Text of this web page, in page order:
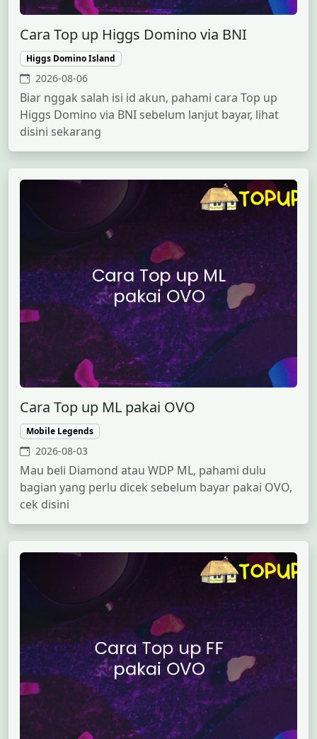
Cara Top up Higgs Domino via BNI
Higgs Domino Island
2026-08-06
Biar nggak salah isi id akun, pahami cara Top up
Higgs Domino via BNI sebelum lanjut bayar, lihat
disini sekarang
Cara Top up ML pakai OVO
Mobile Legends
2026-08-03
Mau beli Diamond atau WDP ML, pahami dulu
bagian yang perlu dicek sebelum bayar pakai OVO,
cek disini